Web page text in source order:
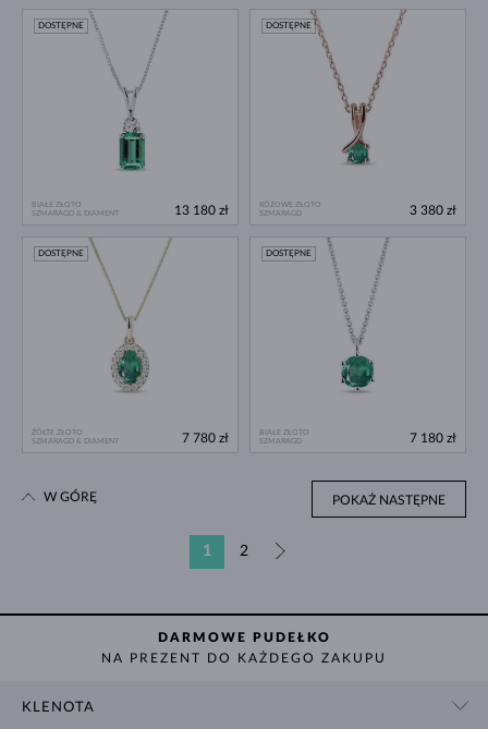
BIAŁE ZŁOTO
SZMARAGD & DIAMENT
DOSTĘPNE
13 180 zł
RÓŻOWE ZŁOTO
SZMARAGD
DOSTĘPNE
3 380 zł
ŻÓŁTE ZŁOTO
SZMARAGD & DIAMENT
DOSTĘPNE
7 780 zł
BIAŁE ZŁOTO
SZMARAGD
DOSTĘPNE
7 180 zł
POKAŻ NASTĘPNE
1 2
W GÓRĘ
DARMOWE PUDEŁKO
NA PREZENT DO KAŻDEGO ZAKUPU
KLENOTA